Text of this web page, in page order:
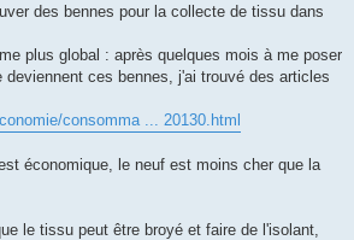
des bennes pour la collecte de tissu dans
plus global : après quelques mois à me poser
ces bennes, j'ai trouvé des articles
consomma ... 20130.html
économique, le neuf est moins cher que la
le tissu peut être broyé et faire de l'isolant,